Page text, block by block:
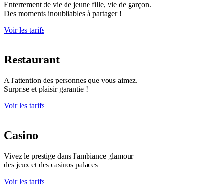
Enterrement de vie de jeune fille, vie de garçon.
Des moments inoubliables à partager !
Voir les tarifs
Restaurant
A l'attention des personnes que vous aimez.
Surprise et plaisir garantie !
Voir les tarifs
Casino
Vivez le prestige dans l'ambiance glamour
des jeux et des casinos palaces
Voir les tarifs